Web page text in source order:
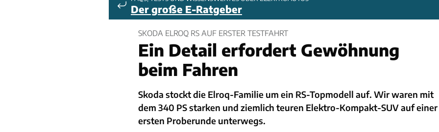
Der große E-Ratgeber
SKODA ELROQ RS AUF ERSTER TESTFAHRT
Ein Detail erfordert Gewöhnung
beim Fahren
Skoda stockt die Elroq-Familie um ein RS-Topmodell auf. Wir waren mit
dem 340 PS starken und ziemlich teuren Elektro-Kompakt-SUV auf einer
ersten Proberunde unterwegs.